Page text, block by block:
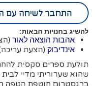
התחבר לשיחה עם
להשיג בחנויות הבאות:
אהבות הוצאה לאור
אינדיבוק (הצעת
תולעת ספרים סקסית
שהוא שערוריתי מדיי
ברגסטרום חוטפת הטפה